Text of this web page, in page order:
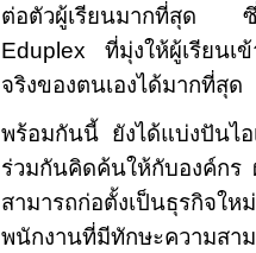
ต่อตัวผู้เรียนมากที่สุด ซึ่
Eduplex ที่มุ่งให้ผู้เรียน
จริงของตนเองได้มากที่สุด
พร้อมกันนี้ ยังได้แบ่งปันไ
ร่วมกันคิดค้นให้กับองค์กร
สามารถก่อตั้งเป็นธุรกิจใ
พนักงานที่มีทักษะความสา